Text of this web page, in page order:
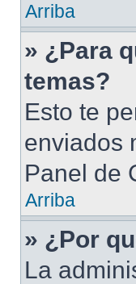
Arriba
» ¿Para
temas?
Esto te
enviados
Panel de
Arriba
» ¿Por
La